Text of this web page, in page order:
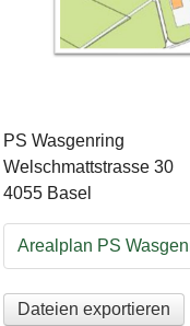
PS Wasgenring
Welschmattstrasse 30
4055 Basel
Lageplan mit Neubauten
Arealplan PS
Dateien exportieren